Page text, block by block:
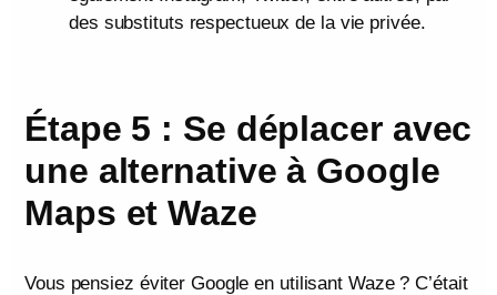
des substituts respectueux de la vie privée.
Étape 5 : Se déplacer avec
une alternative à Google
Maps et Waze
Vous pensiez éviter Google en utilisant Waze ? C’était